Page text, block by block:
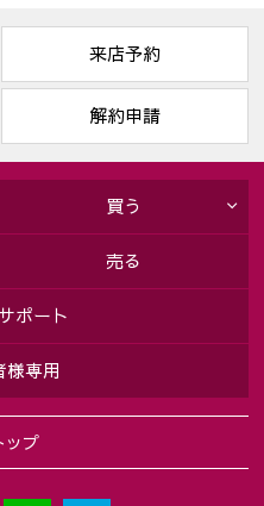
来店予約
解約申請
ップ
買う
売る
ポート
様専用